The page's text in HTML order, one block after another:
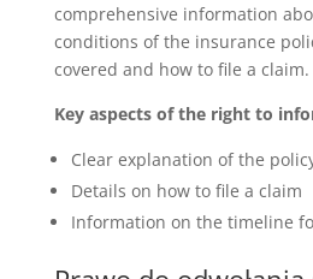
comprehensive information
conditions of the insurance
covered and how to file a claim.
Key aspects of the right to
Clear explanation of the
Details on how to file a claim
Information on the timeline